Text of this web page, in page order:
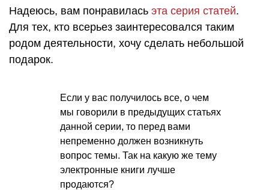
Надеюсь, вам понравилась эта серия статей.
Для тех, кто всерьез заинтересовался таким
родом деятельности, хочу сделать небольшой
подарок.
Если у вас получилось все, о чем
мы говорили в предыдущих статьях
данной серии, то перед вами
непременно должен возникнуть
вопрос темы. Так на какую же тему
электронные книги лучше
продаются?